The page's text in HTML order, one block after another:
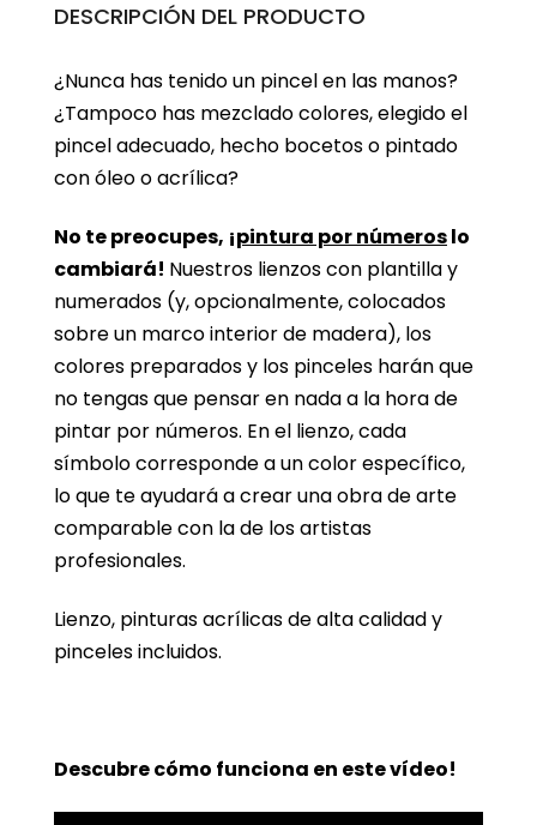
DESCRIPCIÓN DEL PRODUCTO
¿Nunca has tenido un pincel en las manos?
¿Tampoco has mezclado colores, elegido el
pincel adecuado, hecho bocetos o pintado
con óleo o acrílica?
No te preocupes, ¡pintura por númeroslo
cambiará! Nuestros lienzos con plantilla y
numerados (y, opcionalmente, colocados
sobre un marco interior de madera), los
colores preparados y los pinceles harán que
no tengas que pensar en nada a la hora de
pintar por números. En el lienzo, cada
símbolo corresponde a un color específico,
lo que te ayudará a crear una obra de arte
comparable con la de los artistas
profesionales.
Lienzo, pinturas acrílicas de alta calidad y
pinceles incluidos.
Descubre cómo funciona en este vídeo!